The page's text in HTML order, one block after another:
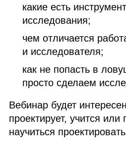
какие есть
исследования;
чем отличается
и исследователя;
как не попасть в
просто сделаем
Вебинар будет
проектирует, учится
научиться